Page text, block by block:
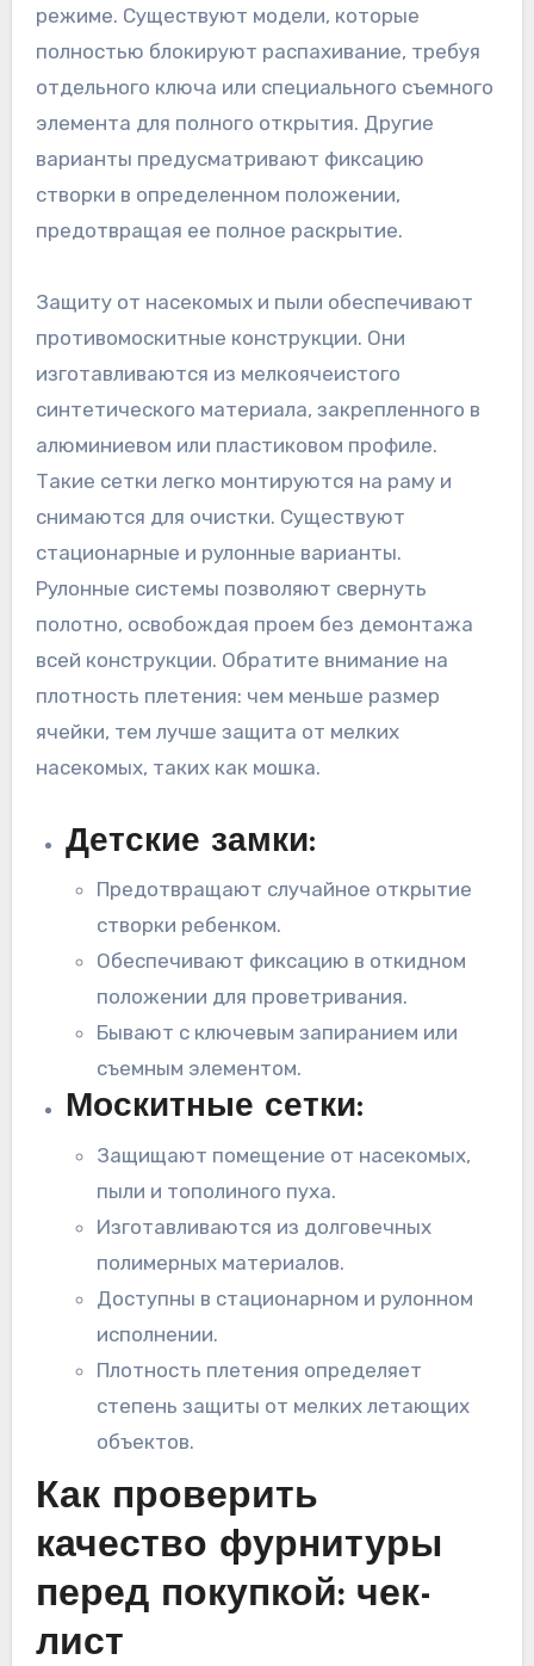
режиме. Существуют модели, которые
полностью блокируют распахивание, требуя
отдельного ключа или специального съемного
элемента для полного открытия. Другие
варианты предусматривают фиксацию
створки в определенном положении,
предотвращая ее полное раскрытие.
Защиту от насекомых и пыли обеспечивают
противомоскитные конструкции. Они
изготавливаются из мелкоячеистого
синтетического материала, закрепленного в
алюминиевом или пластиковом профиле.
Такие сетки легко монтируются на раму и
снимаются для очистки. Существуют
стационарные и рулонные варианты.
Рулонные системы позволяют свернуть
полотно, освобождая проем без демонтажа
всей конструкции. Обратите внимание на
плотность плетения: чем меньше размер
ячейки, тем лучше защита от мелких
насекомых, таких как мошка.
Детские замки:
Предотвращают случайное открытие
створки ребенком.
Обеспечивают фиксацию в откидном
положении для проветривания.
Бывают с ключевым запиранием или
съемным элементом.
Москитные сетки:
Защищают помещение от насекомых,
пыли и тополиного пуха.
Изготавливаются из долговечных
полимерных материалов.
Доступны в стационарном и рулонном
исполнении.
Плотность плетения определяет
степень защиты от мелких летающих
объектов.
Как проверить
качество фурнитуры
перед покупкой: чек-
лист